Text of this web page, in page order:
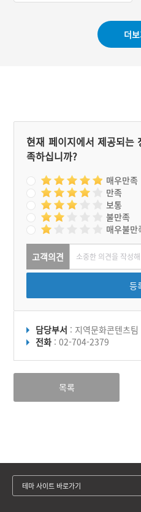
더
현재 페이지에서 제공되는
족하십니까?
매우만족
만족
보통
불만족
매우불만
고객의견
등
담당부서 : 지역문화콘텐츠팀
전화 : 02-704-2379
목록
테마 사이트 바로가기